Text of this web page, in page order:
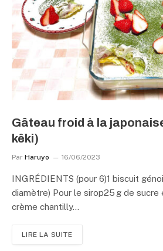
Gâteau froid à la
kêki)
Par Haruyo 16/06/2023
INGRÉDIENTS (pour 6)1 biscuit
diamètre) Pour le sirop25 g de sucre
crème chantilly…
LIRE LA SUITE